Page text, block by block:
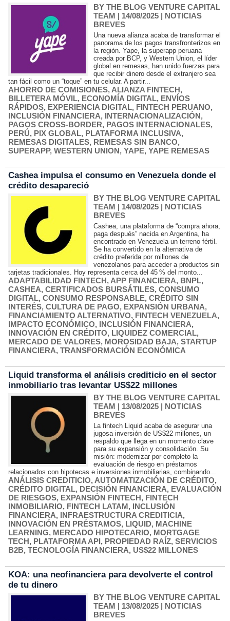
BY THE BLOG VENTURE CAPITAL
TEAM | 14/08/2025 | NOTICIAS
BREVES
Una nueva alianza acaba de transformar el
panorama de los pagos transfronterizos en
la región. Yape, la superapp peruana
creada por BCP, y Western Union, el líder
global en remesas, han unido fuerzas para
que recibir dinero desde el extranjero sea
tan fácil como un “toque” en tu celular. A partir...
AHORRO DE COMISIONES, ALIANZA FINTECH,
BILLETERA MÓVIL, ECONOMÍA DIGITAL, ENVÍOS
RÁPIDOS, EXPERIENCIA DIGITAL, FINTECH PERUANO,
INCLUSIÓN FINANCIERA, INTERNACIONALIZACIÓN,
PAGOS CROSS-BORDER, PAGOS INTERNACIONALES,
PERÚ, PIX GLOBAL, PLATAFORMA INCLUSIVA,
REMESAS DIGITALES, REMESAS SIN BANCO,
SUPERAPP, WESTERN UNION, YAPE, YAPE REMESAS
Cashea impulsa el consumo en Venezuela donde el
crédito desapareció
BY THE BLOG VENTURE CAPITAL
TEAM | 14/08/2025 | NOTICIAS
BREVES
Cashea, una plataforma de “compra ahora,
paga después” nacida en Argentina, ha
encontrado en Venezuela un terreno fértil.
Se ha convertido en la alternativa de
crédito preferida por millones de
venezolanos para acceder a productos sin
tarjetas tradicionales. Hoy representa cerca del 45 % del monto...
ADAPTABILIDAD FINTECH, APP FINANCIERA, BNPL,
CASHEA, CERTIFICADOS BURSÁTILES, CONSUMO
DIGITAL, CONSUMO RESPONSABLE, CRÉDITO SIN
INTERÉS, CULTURA DE PAGO, EXPANSIÓN URBANA,
FINANCIAMIENTO ALTERNATIVO, FINTECH VENEZUELA,
IMPACTO ECONÓMICO, INCLUSIÓN FINANCIERA,
INNOVACIÓN EN CRÉDITO, LIQUIDEZ COMERCIAL,
MERCADO DE VALORES, MOROSIDAD BAJA, STARTUP
FINANCIERA, TRANSFORMACIÓN ECONÓMICA
Liquid transforma el análisis crediticio en el sector
inmobiliario tras levantar US$22 millones
BY THE BLOG VENTURE CAPITAL
TEAM | 13/08/2025 | NOTICIAS
BREVES
La fintech Liquid acaba de asegurar una
jugosa inversión de US$22 millones, un
respaldo que llega en un momento clave
para su expansión y consolidación. Su
misión: modernizar por completo la
evaluación de riesgo en préstamos
relacionados con hipotecas e inversiones inmobiliarias, combinando...
ANÁLISIS CREDITICIO, AUTOMATIZACIÓN DE CRÉDITO,
CRÉDITO DIGITAL, DECISIÓN FINANCIERA, EVALUACIÓN
DE RIESGOS, EXPANSIÓN FINTECH, FINTECH
INMOBILIARIO, FINTECH LATAM, INCLUSIÓN
FINANCIERA, INFRAESTRUCTURA CREDITICIA,
INNOVACIÓN EN PRÉSTAMOS, LIQUID, MACHINE
LEARNING, MERCADO HIPOTECARIO, MORTGAGE
TECH, PLATAFORMA API, PROPIEDAD RAÍZ, SERVICIOS
B2B, TECNOLOGÍA FINANCIERA, US$22 MILLONES
KOA: una neofinanciera para devolverte el control
de tu dinero
BY THE BLOG VENTURE CAPITAL
TEAM | 13/08/2025 | NOTICIAS
BREVES